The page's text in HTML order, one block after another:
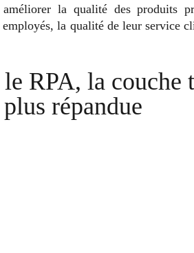
la qualité des produits
la qualité de leur service
RPA, la couche
répandue